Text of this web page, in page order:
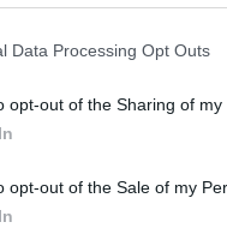
Data Processing Opt Outs
opt-out of the Sharing of my
opt-out of the Sale of my